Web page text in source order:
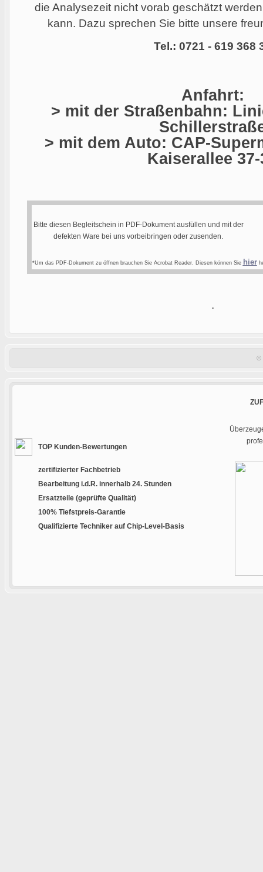
die Analysezeit nicht vorab geschätzt
kann. Dazu sprechen Sie bitte unsere
Tel.: 0721 - 619 368
Anfahrt:
> mit der Straßenbahn:
> mit dem Auto: CAP-
Kaiserallee 37-
Bitte diesen Begleitschein in PDF-Dokument ausfüllen und mit der
defekten Ware bei uns vorbeibringen oder zusenden.
*Um das PDF-Dokument zu öffnen brauchen Sie Acrobat Reader. Diesen können Sie hier
.
©
TOP Kunden-Bewertungen
zertifizierter Fachbetrieb
Bearbeitung i.d.R. innerhalb 24. Stunden
Ersatzteile (geprüfte Qualität)
100% Tiefstpreis-Garantie
Qualifizierte Techniker auf Chip-Level-Basis